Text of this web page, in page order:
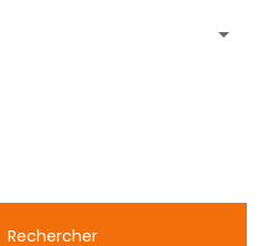
Rechercher